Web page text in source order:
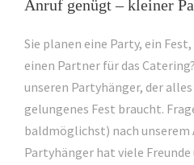
Anruf genügt – kleiner
Sie planen eine Party, ein
einen Partner für das
unseren Partyhänger, der
gelungenes Fest braucht.
baldmöglichst) nach unserem
Partyhänger hat viele Freunde